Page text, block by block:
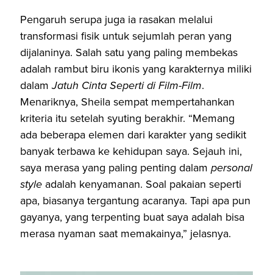
Pengaruh serupa juga ia rasakan melalui
transformasi fisik untuk sejumlah peran yang
dijalaninya. Salah satu yang paling membekas
adalah rambut biru ikonis yang karakternya miliki
dalamJatuh Cinta Seperti di Film-Film.
Menariknya, Sheila sempat mempertahankan
kriteria itu setelah syuting berakhir. “Memang
ada beberapa elemen dari karakter yang sedikit
banyak terbawa ke kehidupan saya. Sejauh ini,
saya merasa yang paling penting dalam personal
style adalah kenyamanan. Soal pakaian seperti
apa, biasanya tergantung acaranya. Tapi apa pun
gayanya, yang terpenting buat saya adalah bisa
merasa nyaman saat memakainya,” jelasnya.